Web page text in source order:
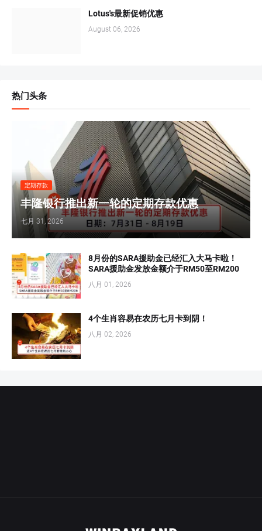
Lotus's最新促销优惠
August 06, 2026
热门头条
定期存款
丰隆银行推出新一轮的定期存款优惠
七月 31, 2026
8月份的SARA援助金已经汇入大马卡啦！
SARA援助金发放金额介于RM50至RM200
八月 01, 2026
4个生肖容易在农历七月卡到阴！
八月 02, 2026